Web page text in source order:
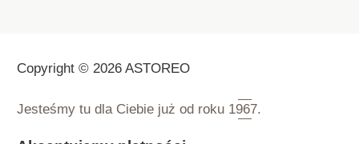
Copyright © 2026 ASTOREO
Jesteśmy tu dla Ciebie już od roku 1967.